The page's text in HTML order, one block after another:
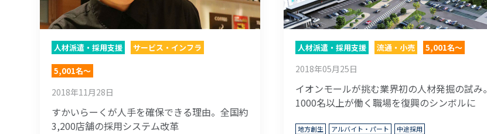
人材派遣・採用支援 サービス・インフラ
5,001名～
2018年11月28日
すかいらーくが人手を確保できる理由。全国約
3,200店舗の採用システム改革
人材派遣・採用支援 流通・小売 5,001名～
2018年05月25日
イオンモールが挑む業界初の人材発掘の試み。
1000名以上が働く職場を復興のシンボルに
地方創生 アルバイト・パート 中途採用